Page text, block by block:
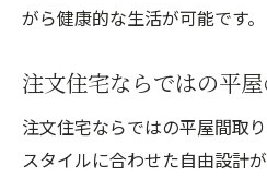
がら健康的な生活が可能です。
注文住宅ならではの平
注文住宅ならではの平屋間取
スタイルに合わせた自由設計